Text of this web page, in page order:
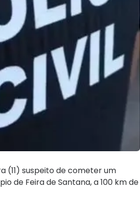
(11) suspeito de cometer um
de Feira de Santana, a 100 km de